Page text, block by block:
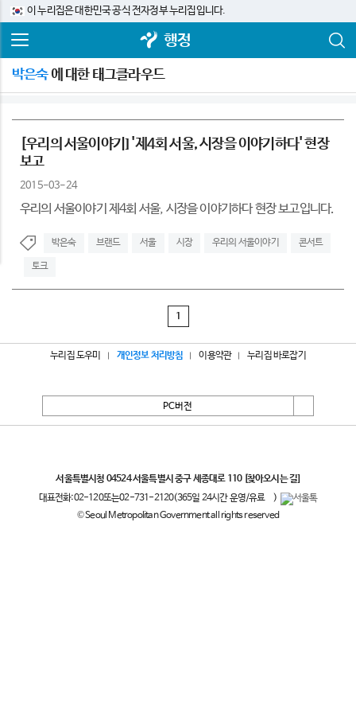
이 누리집은 대한민국 공식 전자정부 누리집입니다.
행정
박은숙에 대한 태그클라우드
[우리의 서울이야기] '제4회 서울, 시장을 이야기하다' 현장
보고
2015-03-24
우리의 서울이야기 제4회 서울, 시장을 이야기하다 현장 보고입니다.
박은숙 브랜드 서울 시장 우리의 서울이야기 콘서트
토크
1
누리집 도우미 개인정보 처리방침 이용약관 누리집 바로잡기
PC버전
서울특별시청 04524 서울특별시 중구 세종대로 110 [찾아오시는 길]
대표전화:02-120또는02-731-2120(365일 24시간 운영/유료
)
© Seoul Metropolitan Government all rights reserved